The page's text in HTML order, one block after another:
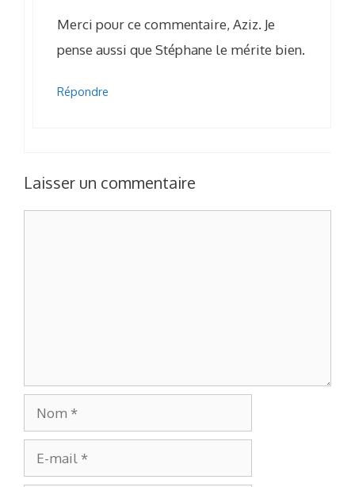
Merci pour ce commentaire, Aziz. Je
pense aussi que Stéphane le mérite bien.
Répondre
Laisser un commentaire
Nom
mail